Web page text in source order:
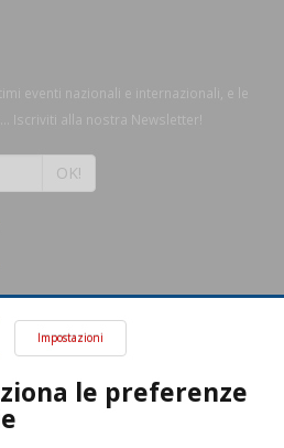
eventi nazionali e internazionali, e le
Iscriviti alla nostra Newsletter!
OK!
Impostazioni
le preferenze